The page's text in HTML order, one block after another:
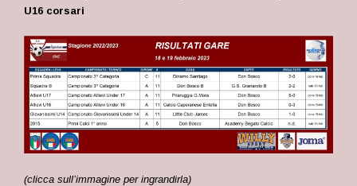
U16 corsari
(clicca sull’immagine per ingrandirla)